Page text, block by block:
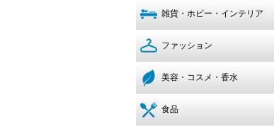
雑貨・ホビー・インテリア
ファッション
美容・コスメ・香水
食品